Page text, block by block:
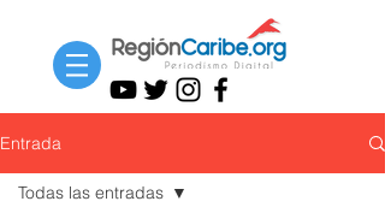
Entrada
Todas las entradas